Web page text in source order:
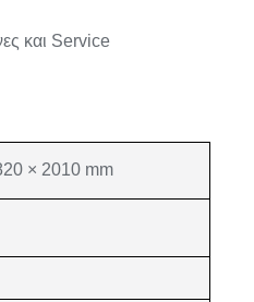
και Service
× 2010 mm